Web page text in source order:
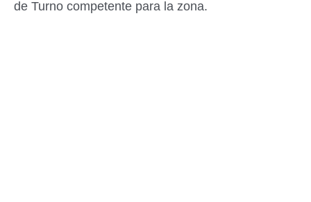
de Turno competente para la zona.